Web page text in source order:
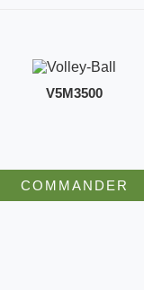
V5M3500
COMMANDER